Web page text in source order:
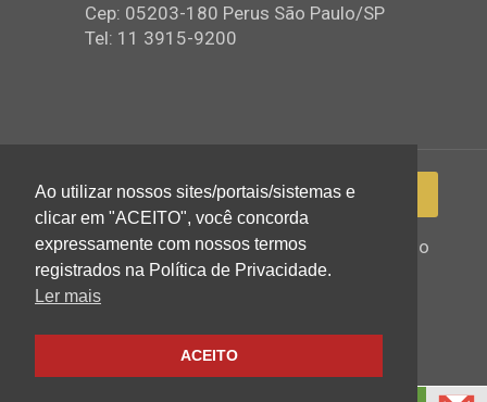
Cep: 05203-180 Perus São Paulo/SP
Tel: 11 3915-9200
2022 © Igreja Assembleia de Deus Ministério
de Perus - Todos os direitos reservados
Ao utilizar nossos sites/portais/sistemas e
clicar em "ACEITO", você concorda
expressamente com nossos termos
registrados na Política de Privacidade.
Ler mais
ACEITO